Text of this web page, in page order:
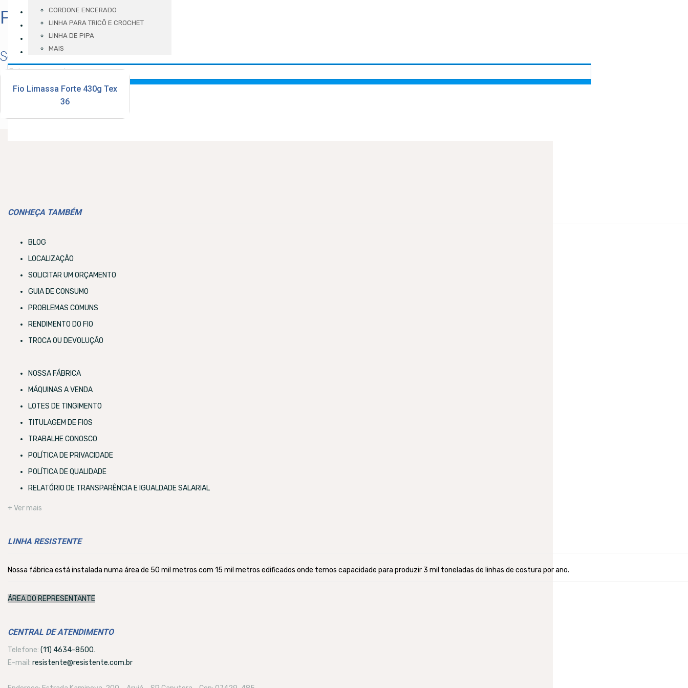
CORDONE ENCERADO
LINHA PARA TRICÔ E CROCHET
LINHA DE PIPA
MAIS
VÍDEOS
BLOG
LOCALIZAÇÃO
CONTATO
Produtos Resistente
Selecione um modelo
Fio Limassa Forte 430g Tex
36
CONHEÇA TAMBÉM
BLOG
LOCALIZAÇÃO
SOLICITAR UM ORÇAMENTO
GUIA DE CONSUMO
PROBLEMAS COMUNS
RENDIMENTO DO FIO
TROCA OU DEVOLUÇÃO
NOSSA FÁBRICA
MÁQUINAS A VENDA
LOTES DE TINGIMENTO
TITULAGEM DE FIOS
TRABALHE CONOSCO
POLÍTICA DE PRIVACIDADE
POLÍTICA DE QUALIDADE
RELATÓRIO DE TRANSPARÊNCIA E IGUALDADE SALARIAL
+ Ver mais
LINHA RESISTENTE
Nossa fábrica está instalada numa área de 50 mil metros com 15 mil metros edificados onde temos capacidade para produzir 3 mil toneladas de linhas de costura por ano.
ÁREA DO REPRESENTANTE
CENTRAL DE ATENDIMENTO
Telefone: (11) 4634-8500.
E-mail: resistente@resistente.com.br